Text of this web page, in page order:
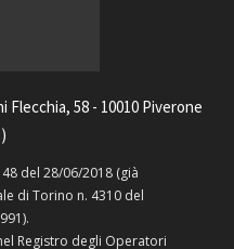
Flecchia, 58 - 10010 Piverone
del 28/06/2018 (già
di Torino n. 4310 del
Registro degli Operatori